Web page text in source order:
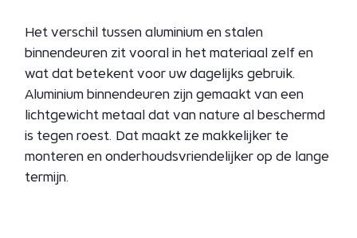
Het verschil tussen aluminium en stalen
binnendeuren zit vooral in het materiaal zelf en
wat dat betekent voor uw dagelijks gebruik.
Aluminium binnendeuren zijn gemaakt van een
lichtgewicht metaal dat van nature al beschermd
is tegen roest. Dat maakt ze makkelijker te
monteren en onderhoudsvriendelijker op de lange
termijn.